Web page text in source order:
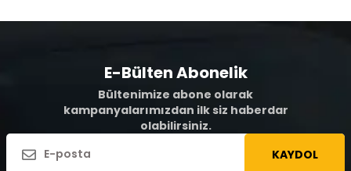
E-Bülten Abonelik
Bültenimize abone olarak
kampanyalarımızdan ilk siz haberdar
olabilirsiniz.
KAYDOL